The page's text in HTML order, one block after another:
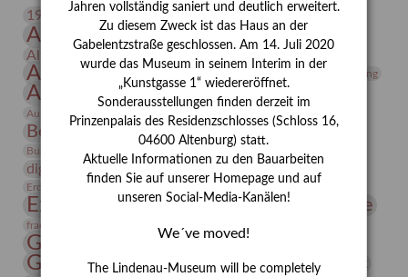
19. Jahrhundert 20. Jahrhundert
Altenburg Altenburger Museen
Altenburger Praxisjahr Altenburger Schlossberg
Antike Architektur Archäologie Asta Gröting
Ausstellung
Ausstellung „Vier Winde“
Bauhaus Berlin in den Zwanziger Jahren
Bernhard August von Lindenau Bibliothek
Burg Posterstein Conrad Felixmüller
digitallabor Entartete Kunst
Erdmann Julius Dietrich
estrusker
Expressionismus Florenz Fotografie
frauen Frauen in der Antike und heute
Gerhard-Altenbourg-Preis
Gerhard Altenbourg
Gerhard Kurt Müller
Grafik
Jahren vollständig saniert und deutlich erweitert.
Zu diesem Zweck ist das Haus an der
Gabelentzstraße geschlossen. Am 14. Juli 2020
wurde das Museum in seinem Interim in der
„Kunstgasse 1“ wiedereröffnet.
Sonderausstellungen finden derzeit im
Prinzenpalais des Residenzschlosses (Schloss 16,
04600 Altenburg) statt.
Aktuelle Informationen zu den Bauarbeiten
finden Sie auf unserer Homepage und auf
unseren Social-Media-Kanälen!
We´ve moved!
The Lindenau-Museum will be completely